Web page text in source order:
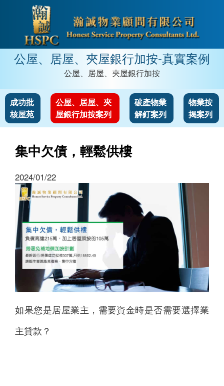
公屋、居屋、夾屋銀行加按-真實案例
公屋、居屋、夾屋銀行加按
成功批
核屋苑
公屋、居屋、夾
屋銀行加按案列
破產物業
解釘案列
物業按
揭案列
集中欠債，輕鬆供樓
2024/01/22
如果您是居屋業主，需要資金時是否需要選擇業
主貸款？